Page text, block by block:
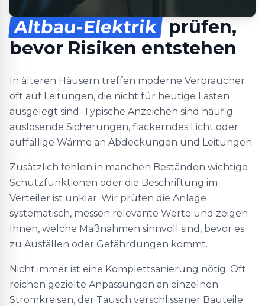
Altbau-Elektrik prüfen,
bevor Risiken entstehen
In älteren Häusern treffen moderne Verbraucher
oft auf Leitungen, die nicht für heutige Lasten
ausgelegt sind. Typische Anzeichen sind häufig
auslösende Sicherungen, flackerndes Licht oder
auffällige Wärme an Abdeckungen und Leitungen.
Zusätzlich fehlen in manchen Beständen wichtige
Schutzfunktionen oder die Beschriftung im
Verteiler ist unklar. Wir prüfen die Anlage
systematisch, messen relevante Werte und zeigen
Ihnen, welche Maßnahmen sinnvoll sind, bevor es
zu Ausfällen oder Gefährdungen kommt.
Nicht immer ist eine Komplettsanierung nötig. Oft
reichen gezielte Anpassungen an einzelnen
Stromkreisen, der Tausch verschlissener Bauteile